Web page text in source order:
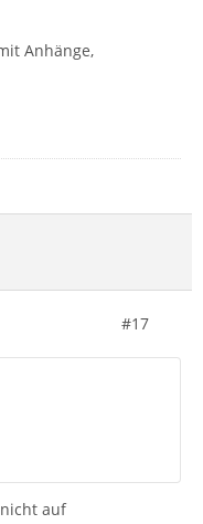
Anhänge,
#17
auf